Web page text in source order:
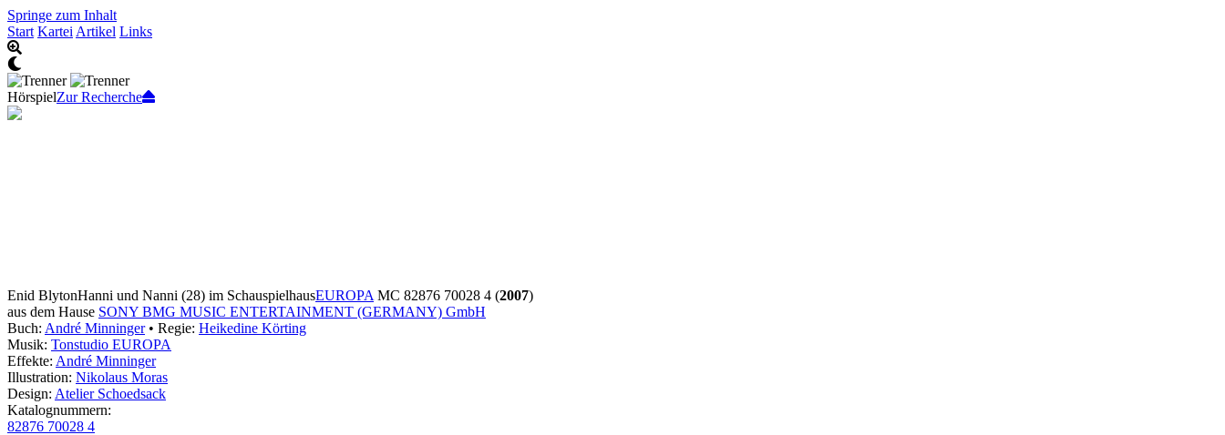
Springe zum Inhalt
Start Kartei Artikel Links
HörspielZur Recherche
Enid BlytonHanni und Nanni (28) im SchauspielhausEUROPA MC 82876 70028 4 (2007)
aus dem Hause SONY BMG MUSIC ENTERTAINMENT (GERMANY) GmbH
Buch: André Minninger• Regie: Heikedine Körting
Musik: Tonstudio EUROPA
Effekte: André Minninger
Illustration: Nikolaus Moras
Design: Atelier Schoedsack
Katalognummern:
82876 70028 4